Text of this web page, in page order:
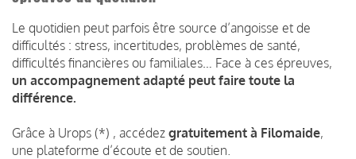
Le quotidien peut parfois être source d’angoisse et de
difficultés : stress, incertitudes, problèmes de santé,
difficultés financières ou familiales… Face à ces épreuves,
un accompagnement adapté peut faire toute la
différence.
Grâce à Urops (*) , accédez gratuitement à Filomaide,
une plateforme d’écoute et de soutien.